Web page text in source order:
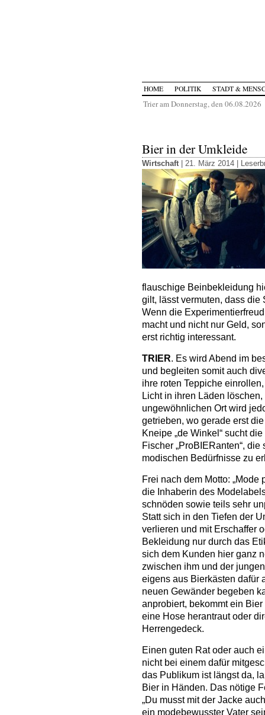
HOME POLITIK STADT &
Trier am Donnerstag, den 06.08.2026
Bier in der Umkleide
Wirtschaft | 21. März 2014 |
flauschige Beinbekleidung
gilt, lässt vermuten, dass die
Wenn die
macht und nicht nur Geld,
erst richtig interessant.
TRIER. Es wird Abend im
und begleiten somit auch
ihre roten Teppiche
Licht in ihren Läden
ungewöhnlichen Ort wird
getrieben, wo gerade erst
Kneipe „de Winkel“ sucht
Fischer „ProBIERanten“,
modischen Bedürfnisse zu
Frei nach dem Motto: „Mode
die Inhaberin des
schnöden sowie teils sehr
Statt sich in den Tiefen der
verlieren und mit Erschaffer
Bekleidung nur durch das
sich dem Kunden hier ganz
zwischen ihm und der
eigens aus Bierkästen dafür
neuen Gewänder begeben
anprobiert, bekommt ein
eine Hose herantraut oder
Herrengedeck.
Einen guten Rat oder auch
nicht bei einem dafür
das Publikum ist längst da,
Bier in Händen. Das nötige
„Du musst mit der Jacke
ein modebewusster Vater